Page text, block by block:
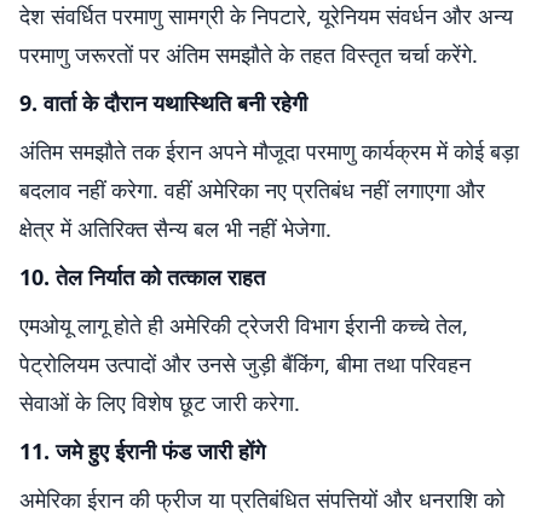
देश संवर्धित परमाणु सामग्री के निपटारे, यूरेनियम संवर्धन और अन्य
परमाणु जरूरतों पर अंतिम समझौते के तहत विस्तृत चर्चा करेंगे.
9. वार्ता के दौरान यथास्थिति बनी रहेगी
अंतिम समझौते तक ईरान अपने मौजूदा परमाणु कार्यक्रम में कोई बड़ा
बदलाव नहीं करेगा. वहीं अमेरिका नए प्रतिबंध नहीं लगाएगा और
क्षेत्र में अतिरिक्त सैन्य बल भी नहीं भेजेगा.
10. तेल निर्यात को तत्काल राहत
एमओयू लागू होते ही अमेरिकी ट्रेजरी विभाग ईरानी कच्चे तेल,
पेट्रोलियम उत्पादों और उनसे जुड़ी बैंकिंग, बीमा तथा परिवहन
सेवाओं के लिए विशेष छूट जारी करेगा.
11. जमे हुए ईरानी फंड जारी होंगे
अमेरिका ईरान की फ्रीज या प्रतिबंधित संपत्तियों और धनराशि को